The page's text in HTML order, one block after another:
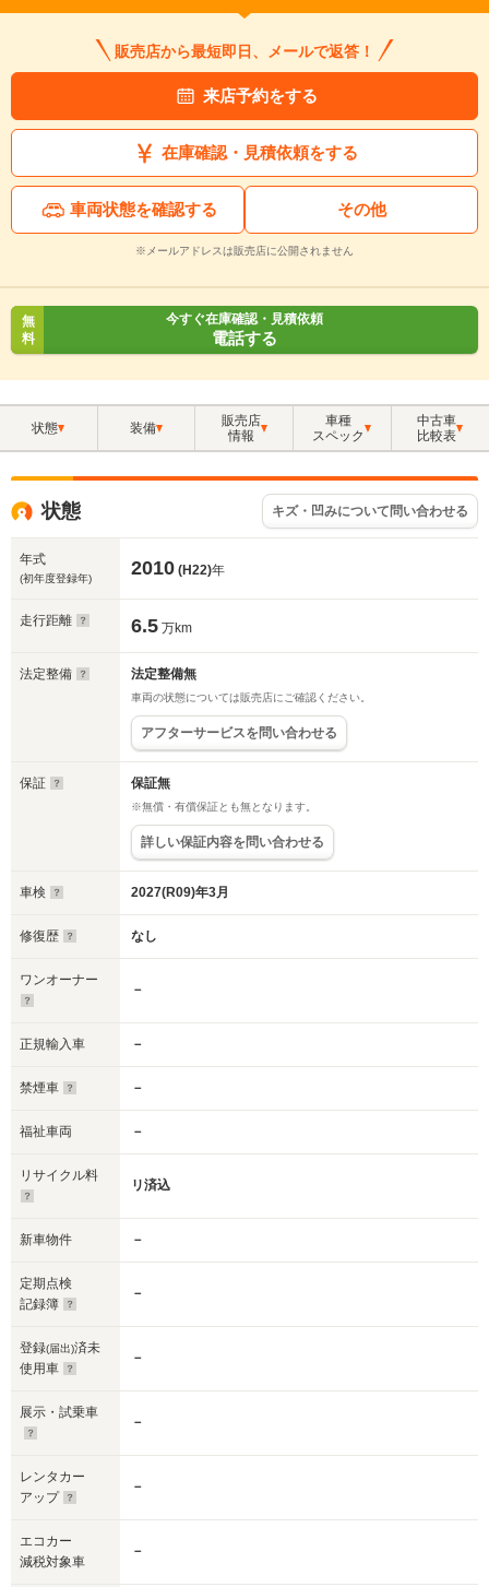
販売店から最短即日、メールで返答！
来店予約をする
在庫確認・見積依頼をする
車両状態を確認する その他
※メールアドレスは販売店に公開されません
無
料
今すぐ在庫確認・見積依頼
電話する
状態 装備
販売店
情報
車種
スペック
中古車
比較表
状態 キズ・凹みについて問い合わせる
年式
(初年度登録年) 2010 (H22)年
走行距離 6.5 万km
法定整備 法定整備無
車両の状態については販売店にご確認ください。
アフターサービスを問い合わせる
保証 保証無
※無償・有償保証とも無となります。
詳しい保証内容を問い合わせる
車検 2027(R09)年3月
修復歴 なし
ワンオーナー
－
正規輸入車 －
禁煙車 －
福祉車両 －
リサイクル料
リ済込
新車物件 －
定期点検
記録簿
－
登録(届出)済未
使用車
－
展示・試乗車
－
レンタカー
アップ
－
エコカー
減税対象車
－